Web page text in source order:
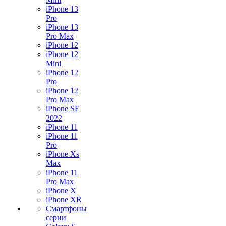
iPhone 13
Pro
iPhone 13
Pro Max
iPhone 12
iPhone 12
Mini
iPhone 12
Pro
iPhone 12
Pro Max
iPhone SE
2022
iPhone 11
iPhone 11
Pro
iPhone Xs
Max
iPhone 11
Pro Max
iPhone X
iPhone XR
Смартфоны
серии